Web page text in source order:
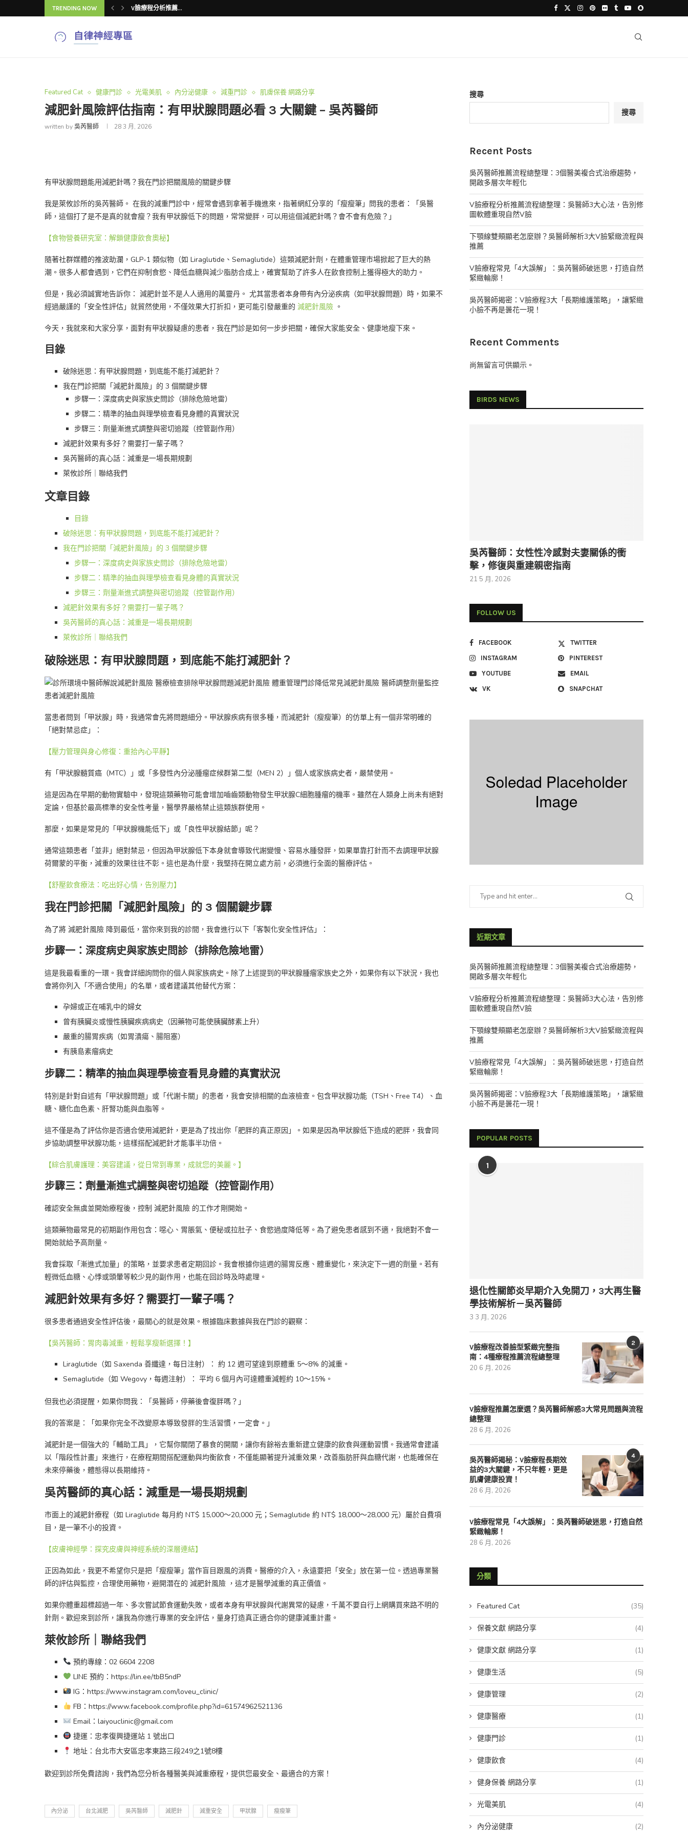
TRENDING NOW 下顎線雙頰顯老怎...
Featured Cat 健康門診 光電美肌 內分泌健康 減重門診 肌膚保養 網路分享
減肥針風險評估指南：有甲狀腺問題必看 3 大關鍵 – 吳芮醫師
written by吳芮醫師 28 3 月, 2026
有甲狀腺問題能用減肥針嗎？我在門診把關風險的關鍵步驟
我是萊攸診所的吳芮醫師。 在我的減重門診中，經常會遇到拿著手機進來，指著網紅分享的「瘦瘦筆」問我的患者：「吳醫
師，這個打了是不是真的就會瘦？我有甲狀腺低下的問題，常常變胖，可以用這個減肥針嗎？會不會有危險？」
【食物營養研究室：解鎖健康飲食奧秘】
隨著社群媒體的推波助瀾，GLP-1 類似物（如 Liraglutide、Semaglutide）這類減肥針劑，在體重管理市場掀起了巨大的熱
潮。很多人都會遇到，它們在抑制食慾、降低血糖與減少脂肪合成上，確實幫助了許多人在飲食控制上獲得極大的助力。
但是，我必須誠實地告訴你： 減肥針並不是人人適用的萬靈丹。 尤其當患者本身帶有內分泌疾病（如甲狀腺問題）時，如果不
經過嚴謹的「安全性評估」就貿然使用，不僅效果大打折扣，更可能引發嚴重的 減肥針風險 。
今天，我就來和大家分享，面對有甲狀腺疑慮的患者，我在門診是如何一步步把關，確保大家能安全、健康地瘦下來。
目錄
破除迷思：有甲狀腺問題，到底能不能打減肥針？
我在門診把關「減肥針風險」的 3 個關鍵步驟
步驟一：深度病史與家族史問診（排除危險地雷）
步驟二：精準的抽血與理學檢查看見身體的真實狀況
步驟三：劑量漸進式調整與密切追蹤（控管副作用）
減肥針效果有多好？需要打一輩子嗎？
吳芮醫師的真心話：減重是一場長期規劃
萊攸診所｜聯絡我們
文章目錄
目錄
破除迷思：有甲狀腺問題，到底能不能打減肥針？
我在門診把關「減肥針風險」的 3 個關鍵步驟
步驟一：深度病史與家族史問診（排除危險地雷）
步驟二：精準的抽血與理學檢查看見身體的真實狀況
步驟三：劑量漸進式調整與密切追蹤（控管副作用）
減肥針效果有多好？需要打一輩子嗎？
吳芮醫師的真心話：減重是一場長期規劃
萊攸診所｜聯絡我們
破除迷思：有甲狀腺問題，到底能不能打減肥針？
當患者問到「甲狀腺」時，我通常會先將問題細分。甲狀腺疾病有很多種，而減肥針（瘦瘦筆）的仿單上有一個非常明確的
「絕對禁忌症」：
【壓力管理與身心修復：重拾內心平靜】
有「甲狀腺髓質癌（MTC）」或「多發性內分泌腫瘤症候群第二型（MEN 2）」個人或家族病史者，嚴禁使用。
這是因為在早期的動物實驗中，發現這類藥物可能會增加嚙齒類動物發生甲狀腺C細胞腫瘤的機率。雖然在人類身上尚未有絕對
定論，但基於最高標準的安全性考量，醫學界嚴格禁止這類族群使用。
那麼，如果是常見的「甲狀腺機能低下」或「良性甲狀腺結節」呢？
通常這類患者「並非」絕對禁忌，但因為甲狀腺低下本身就會導致代謝變慢、容易水腫發胖，如果單靠打針而不去調理甲狀腺
荷爾蒙的平衡，減重的效果往往不彰。這也是為什麼，我堅持在開立處方前，必須進行全面的醫療評估。
【舒壓飲食療法：吃出好心情，告別壓力】
我在門診把關「減肥針風險」的 3 個關鍵步驟
為了將 減肥針風險 降到最低，當你來到我的診間，我會進行以下「客製化安全性評估」：
步驟一：深度病史與家族史問診（排除危險地雷）
這是我最看重的一環。我會詳細詢問你的個人與家族病史。除了上述提到的甲狀腺腫瘤家族史之外，如果你有以下狀況，我也
會將你列入「不適合使用」的名單，或者建議其他替代方案：
孕婦或正在哺乳中的婦女
曾有胰臟炎或慢性胰臟疾病病史（因藥物可能使胰臟酵素上升）
嚴重的腸胃疾病（如胃潰瘍、腸阻塞）
有胰島素瘤病史
步驟二：精準的抽血與理學檢查看見身體的真實狀況
特別是針對自述有「甲狀腺問題」或「代謝卡關」的患者，我會安排相關的血液檢查。包含甲狀腺功能（TSH、Free T4）、血
糖、糖化血色素、肝腎功能與血脂等。
這不僅是為了評估你是否適合使用減肥針，更是為了找出你「肥胖的真正原因」。如果是因為甲狀腺低下造成的肥胖，我會同
步協助調整甲狀腺功能，這樣搭配減肥針才能事半功倍。
【綜合肌膚護理：美容建議，從日常到專業，成就您的美麗。】
步驟三：劑量漸進式調整與密切追蹤（控管副作用）
確認安全無虞並開始療程後，控制 減肥針風險 的工作才剛開始。
這類藥物最常見的初期副作用包含：噁心、胃脹氣、便秘或拉肚子、食慾過度降低等。為了避免患者感到不適，我絕對不會一
開始就給予高劑量。
我會採取「漸進式加量」的策略，並要求患者定期回診。我會根據你這週的腸胃反應、體重變化，來決定下一週的劑量。若有
輕微低血糖、心悸或頭暈等較少見的副作用，也能在回診時及時處理。
減肥針效果有多好？需要打一輩子嗎？
很多患者通過安全性評估後，最關心的就是效果。根據臨床數據與我在門診的觀察：
【吳芮醫師：胃肉毒減重，輕鬆享瘦新選擇！】
Liraglutide（如 Saxenda 善纖達，每日注射）： 約 12 週可望達到原體重 5～8% 的減重。
Semaglutide（如 Wegovy，每週注射）： 平均 6 個月內可達體重減輕約 10～15%。
但我也必須提醒，如果你問我：「吳醫師，停藥後會復胖嗎？」
我的答案是：「如果你完全不改變原本導致發胖的生活習慣，一定會。」
減肥針是一個強大的「輔助工具」，它幫你關閉了暴食的開關，讓你有餘裕去重新建立健康的飲食與運動習慣。我通常會建議
以「階段性計畫」來進行，在療程期間搭配運動與均衡飲食，不僅能顯著提升減重效果，改善脂肪肝與血糖代謝，也能確保在
未來停藥後，體態得以長期維持。
吳芮醫師的真心話：減重是一場長期規劃
市面上的減肥針療程（如 Liraglutide 每月約 NT$ 15,000～20,000 元；Semaglutide 約 NT$ 18,000～28,000 元）屬於自費項
目，是一筆不小的投資。
【皮膚神經學：探究皮膚與神經系統的深層連結】
正因為如此，我更不希望你只是把「瘦瘦筆」當作盲目跟風的消費。醫療的介入，永遠要把「安全」放在第一位。透過專業醫
師的評估與監控，合理使用藥物，避開潛在的 減肥針風險 ，這才是醫學減重的真正價值。
如果你體重超標超過一年、多次嘗試節食運動失敗，或者本身有甲狀腺與代謝異常的疑慮，千萬不要自行上網購買來路不明的
針劑。歡迎來到診所，讓我為你進行專業的安全評估，量身打造真正適合你的健康減重計畫。
萊攸診所｜聯絡我們
預約專線：02 6604 2208
LINE 預約：https://lin.ee/tbB5ndP
IG：https://www.instagram.com/loveu_clinic/
FB：https://www.facebook.com/profile.php?id=61574962521136
Email：laiyouclinic@gmail.com
捷運：忠孝復興捷運站 1 號出口
地址：台北市大安區忠孝東路三段249之1號8樓
歡迎到診所免費諮詢，我們為您分析各種醫美與減重療程，提供您最安全、最適合的方案！
內分泌 台北減肥 吳芮醫師 減肥針 減重安全 甲狀腺 瘦瘦筆
搜尋
搜尋
Recent Posts
吳芮醫師推薦流程總整理：3個醫美複合式治療趨勢，
開啟多層次年輕化
V臉療程分析推薦流程總整理：吳醫師3大心法，告別修
圖軟體重現自然V臉
下顎線雙頰顯老怎麼辦？吳醫師解析3大V臉緊緻流程與
推薦
V臉療程常見「4大誤解」：吳芮醫師破迷思，打造自然
緊緻輪廓！
吳芮醫師揭密：V臉療程3大「長期維護策略」，讓緊緻
小臉不再是曇花一現！
Recent Comments
尚無留言可供顯示。
BIRDS NEWS
吳芮醫師：女性性冷感對夫妻關係的衝
擊，修復與重建親密指南
21 5 月, 2026
FOLLOW US
FACEBOOK
TWITTER
INSTAGRAM
PINTEREST
YOUTUBE
EMAIL
VK
SNAPCHAT
近期文章
吳芮醫師推薦流程總整理：3個醫美複合式治療趨勢，
開啟多層次年輕化
V臉療程分析推薦流程總整理：吳醫師3大心法，告別修
圖軟體重現自然V臉
下顎線雙頰顯老怎麼辦？吳醫師解析3大V臉緊緻流程與
推薦
V臉療程常見「4大誤解」：吳芮醫師破迷思，打造自然
緊緻輪廓！
吳芮醫師揭密：V臉療程3大「長期維護策略」，讓緊緻
小臉不再是曇花一現！
POPULAR POSTS
1
退化性關節炎早期介入免開刀，3大再生醫
學技術解析－吳芮醫師
3 3 月, 2026
2
V臉療程改善臉型緊緻完整指
南：4種療程推薦流程總整理
20 6 月, 2026
V臉療程推薦怎麼選？吳芮醫師解惑3大常見問題與流程
總整理
28 6 月, 2026
4
吳芮醫師揭秘：V臉療程長期效
益的3大關鍵，不只年輕，更是
肌膚健康投資！
28 6 月, 2026
V臉療程常見「4大誤解」：吳芮醫師破迷思，打造自然
緊緻輪廓！
28 6 月, 2026
分類
Featured Cat (35)
保養文獻 網路分享 (4)
健康文獻 網路分享 (1)
健康生活 (5)
健康管理 (2)
健康醫療 (1)
健康門診 (1)
健康飲食 (4)
健身保養 網路分享 (1)
光電美肌 (4)
內分泌健康 (2)